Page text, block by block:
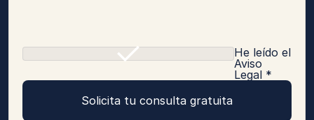
He leído el
Aviso
Legal *
Solicita tu consulta gratuita